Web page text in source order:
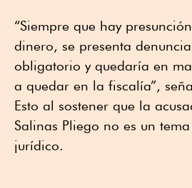
“Siempre que hay
dinero, se presenta
obligatorio y quedaría en
a quedar en la fiscalía”,
Esto al sostener que la
Salinas Pliego no es un
jurídico.